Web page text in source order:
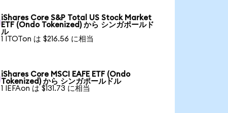
iShares Core S&P Total US Stock Market
ETF (Ondo Tokenized) から シンガポールド
ル
1 ITOTon は $216.56 に相当
iShares Core MSCI EAFE ETF (Ondo
Tokenized) から シンガポールドル
1 IEFAon は $131.73 に相当